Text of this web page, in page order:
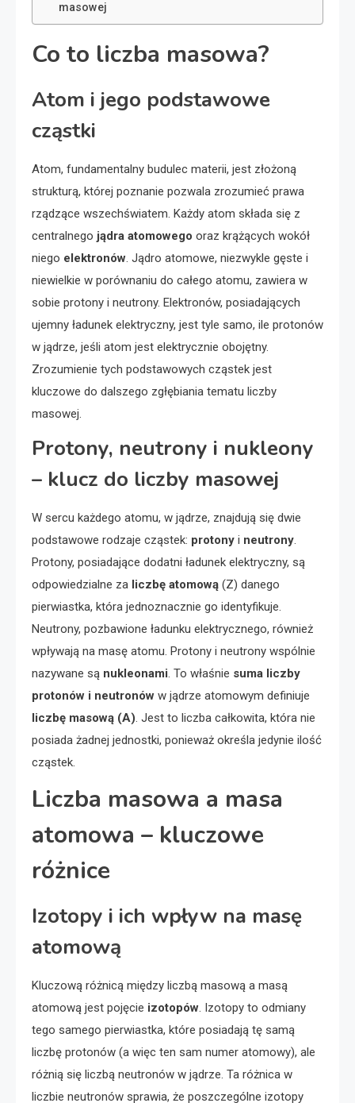
masowej
Co to liczba masowa?
Atom i jego podstawowe
cząstki
Atom, fundamentalny budulec materii, jest złożoną
strukturą, której poznanie pozwala zrozumieć prawa
rządzące wszechświatem. Każdy atom składa się z
centralnego jądra atomowego oraz krążących wokół
niego elektronów. Jądro atomowe, niezwykle gęste i
niewielkie w porównaniu do całego atomu, zawiera w
sobie protony i neutrony. Elektronów, posiadających
ujemny ładunek elektryczny, jest tyle samo, ile protonów
w jądrze, jeśli atom jest elektrycznie obojętny.
Zrozumienie tych podstawowych cząstek jest
kluczowe do dalszego zgłębiania tematu liczby
masowej.
Protony, neutrony i nukleony
– klucz do liczby masowej
W sercu każdego atomu, w jądrze, znajdują się dwie
podstawowe rodzaje cząstek: protony i neutrony.
Protony, posiadające dodatni ładunek elektryczny, są
odpowiedzialne za liczbę atomową (Z) danego
pierwiastka, która jednoznacznie go identyfikuje.
Neutrony, pozbawione ładunku elektrycznego, również
wpływają na masę atomu. Protony i neutrony wspólnie
nazywane są nukleonami. To właśnie suma liczby
protonów i neutronów w jądrze atomowym definiuje
liczbę masową (A). Jest to liczba całkowita, która nie
posiada żadnej jednostki, ponieważ określa jedynie ilość
cząstek.
Liczba masowa a masa
atomowa – kluczowe
różnice
Izotopy i ich wpływ na masę
atomową
Kluczową różnicą między liczbą masową a masą
atomową jest pojęcie izotopów. Izotopy to odmiany
tego samego pierwiastka, które posiadają tę samą
liczbę protonów (a więc ten sam numer atomowy), ale
różnią się liczbą neutronów w jądrze. Ta różnica w
liczbie neutronów sprawia, że poszczególne izotopy